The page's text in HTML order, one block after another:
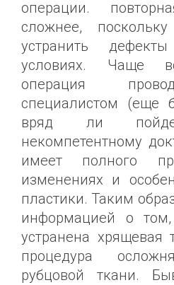
операции.
сложнее,
устранить
условиях. Чаще
операция
специалистом (еще
вряд ли
некомпетентному
имеет полного
изменениях и
пластики. Таким
информацией о
устранена хрящевая
процедура
рубцовой ткани.